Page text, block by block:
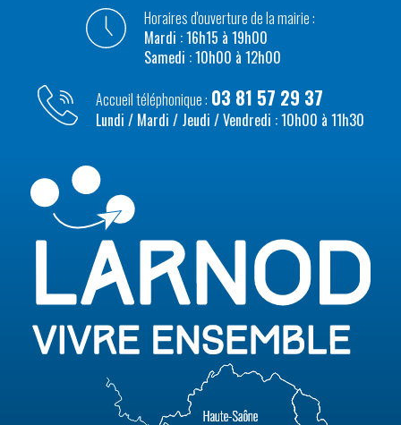
Horaires d'ouverture de la mairie :
Mardi : 16h15 à 19h00
Samedi : 10h00 à 12h00
Accueil téléphonique : 03 81 57 29 37
Lundi / Mardi / Jeudi / Vendredi : 10h00 à 11h30